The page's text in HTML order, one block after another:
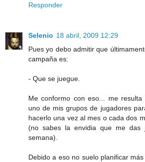
Responder
Selenio 18 abril, 2009 12:29
Pues yo debo admitir que
campaña es:
- Que se juegue.
Me conformo con eso... me
uno de mis grupos de jugadores
hacerlo una vez al mes o cada dos
(no sabes la envidia que me das
semana).
Debido a eso no suelo planificar